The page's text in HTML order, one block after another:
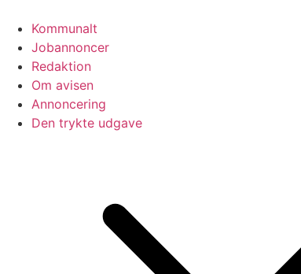
indhold
Kommunalt
Jobannoncer
Redaktion
Om avisen
Annoncering
Den trykte udgave